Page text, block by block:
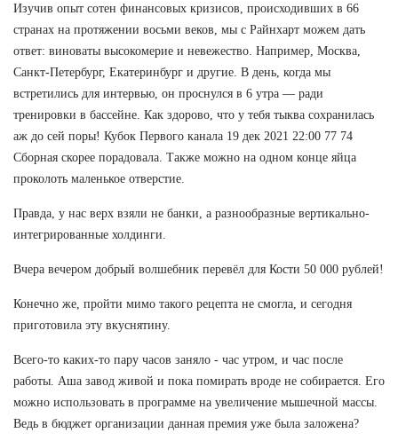
Изучив опыт сотен финансовых кризисов, происходивших в 66
странах на протяжении восьми веков, мы с Райнхарт можем дать
ответ: виноваты высокомерие и невежество. Например, Москва,
Санкт-Петербург, Екатеринбург и другие. В день, когда мы
встретились для интервью, он проснулся в 6 утра — ради
тренировки в бассейне. Как здорово, что у тебя тыква сохранилась
аж до сей поры! Кубок Первого канала 19 дек 2021 22:00 77 74
Сборная скорее порадовала. Также можно на одном конце яйца
проколоть маленькое отверстие.
Правда, у нас верх взяли не банки, а разнообразные вертикально-
интегрированные холдинги.
Вчера вечером добрый волшебник перевёл для Кости 50 000 рублей!
Конечно же, пройти мимо такого рецепта не смогла, и сегодня
приготовила эту вкуснятину.
Всего-то каких-то пару часов заняло - час утром, и час после
работы. Аша завод живой и пока помирать вроде не собирается. Его
можно использовать в программе на увеличение мышечной массы.
Ведь в бюджет организации данная премия уже была заложена?